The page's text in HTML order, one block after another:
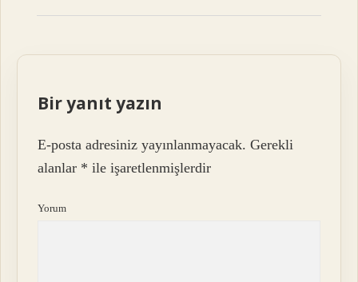
Bir yanıt yazın
E-posta adresiniz yayınlanmayacak. Gerekli
alanlar * ile işaretlenmişlerdir
Yorum